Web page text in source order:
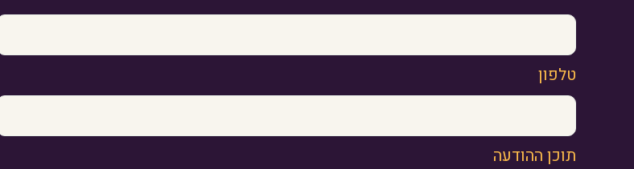
טלפון
תוכן ההודעה